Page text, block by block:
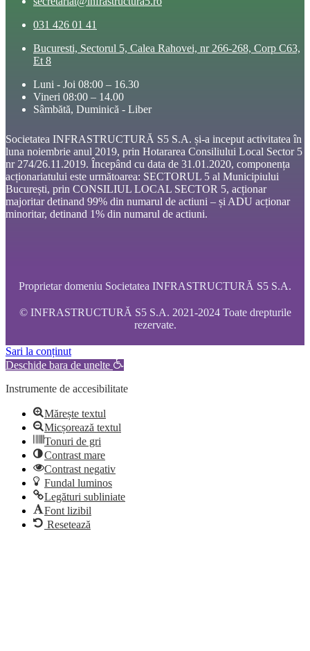
031 426 01 41
Bucuresti, Sectorul 5, Calea Rahovei, nr 266-268, Corp C63,
Et 8
Luni - Joi 08:00 – 16.30
Vineri 08:00 – 14.00
Sâmbătă, Duminică - Liber
Societatea INFRASTRUCTURĂ S5 S.A. și-a inceput activitatea în
luna noiembrie anul 2019, prin Hotararea Consiliului Local Sector 5
nr 274/26.11.2019. Începând cu data de 31.01.2020, componența
acționariatului este următoarea: SECTORUL 5 al Municipiului
București, prin CONSILIUL LOCAL SECTOR 5, acționar
majoritar detinand 99% din numarul de actiuni – și ADU acționar
minoritar, detinand 1% din numarul de actiuni.
Proprietar domeniu Societatea INFRASTRUCTURĂ S5 S.A.
© INFRASTRUCTURĂ S5 S.A. 2021-2024 Toate drepturile
rezervate.
Sari la conținut
Deschide bara de unelte
Instrumente de accesibilitate
Mărește textul
Micșorează textul
Tonuri de gri
Contrast mare
Contrast negativ
Fundal luminos
Legături subliniate
Font lizibil
Resetează